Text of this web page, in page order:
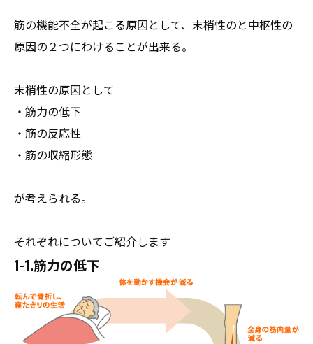
筋の機能不全が起こる原因として、末梢性のと中枢性の
原因の２つにわけることが出来る。
末梢性の原因として
・筋力の低下
・筋の反応性
・筋の収縮形態
が考えられる。
それぞれについてご紹介します
1-1.筋力の低下